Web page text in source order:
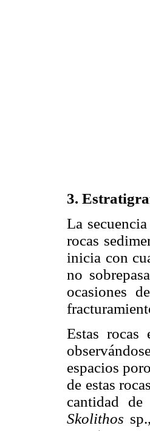
3.
La
rocas
inicia con
no
ocasiones
Estas rocas
espacios
de estas
cantidad
Skolithos sp.,